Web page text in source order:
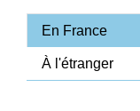
En France
À l'étranger